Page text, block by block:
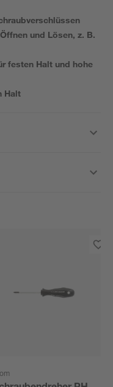
und Lösen, z. B.
festen Halt und hohe
Halt